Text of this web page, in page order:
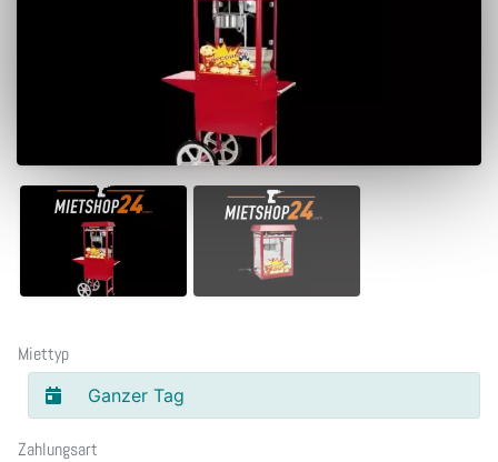
Miettyp
Ganzer Tag
Zahlungsart